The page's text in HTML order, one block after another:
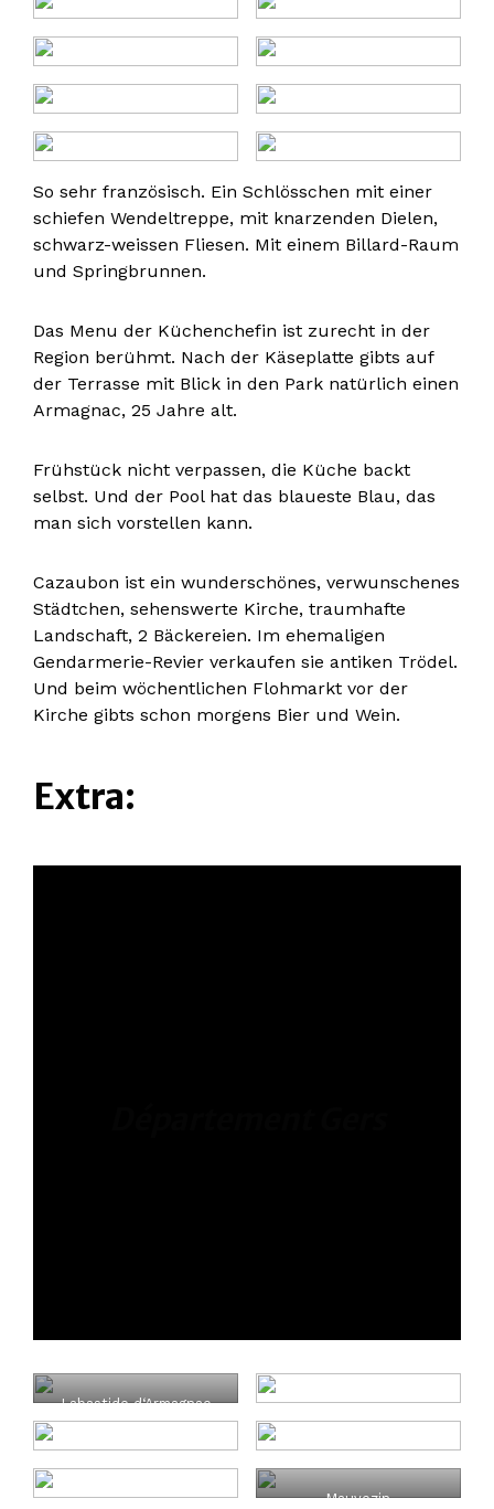
So sehr französisch. Ein Schlösschen mit einer
schiefen Wendeltreppe, mit knarzenden Dielen,
schwarz-weissen Fliesen. Mit einem Billard-Raum
und Springbrunnen.
Das Menu der Küchenchefin ist zurecht in der
Region berühmt. Nach der Käseplatte gibts auf
der Terrasse mit Blick in den Park natürlich einen
Armagnac, 25 Jahre alt.
Frühstück nicht verpassen, die Küche backt
selbst. Und der Pool hat das blaueste Blau, das
man sich vorstellen kann.
Cazaubon ist ein wunderschönes, verwunschenes
Städtchen, sehenswerte Kirche, traumhafte
Landschaft, 2 Bäckereien. Im ehemaligen
Gendarmerie-Revier verkaufen sie antiken Trödel.
Und beim wöchentlichen Flohmarkt vor der
Kirche gibts schon morgens Bier und Wein.
Extra:
Labastide d‘Armagnac
Mauvezin